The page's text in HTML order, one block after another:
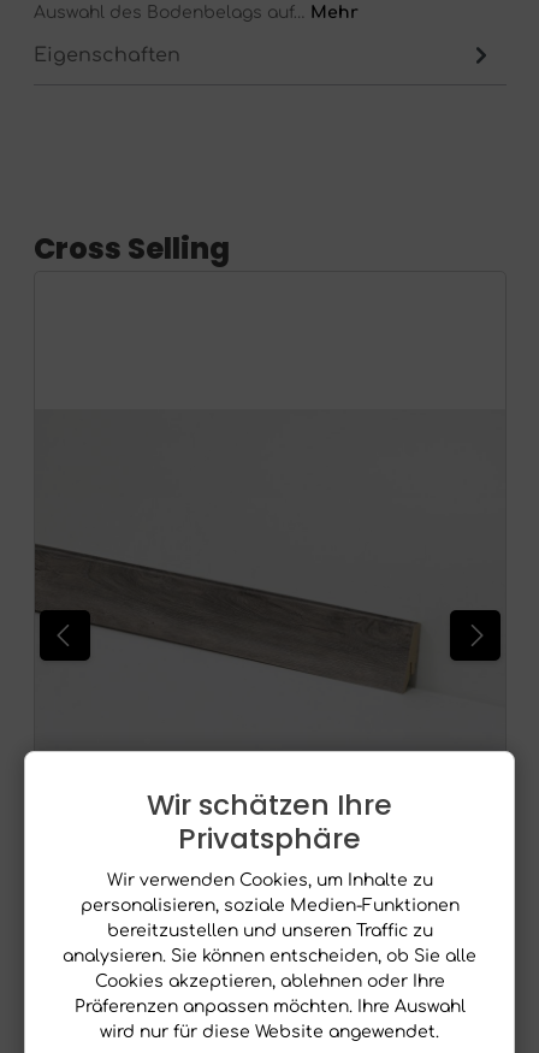
Auswahl des Bodenbelags auf… Mehr
Eigenschaften
Cross Selling
Equipped Sockelleiste 58mm 2416
Inhalt:2.4 Laufender Meter(12,99 €*)
5,41 € / lfm
Wir schätzen Ihre
Privatsphäre
Wir verwenden Cookies, um Inhalte zu
personalisieren, soziale Medien-Funktionen
bereitzustellen und unseren Traffic zu
analysieren. Sie können entscheiden, ob Sie alle
Cookies akzeptieren, ablehnen oder Ihre
Präferenzen anpassen möchten. Ihre Auswahl
wird nur für diese Website angewendet.